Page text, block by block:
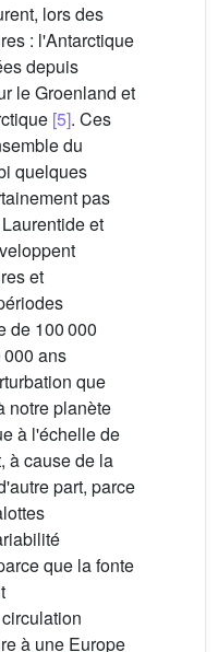
lors des
: l'Antarctique
depuis
le Groenland et
[5]. Ces
du
quelques
pas
et
et
de 100 000
ans
que
notre planète
à l'échelle de
à cause de la
part, parce
que la fonte
à une Europe